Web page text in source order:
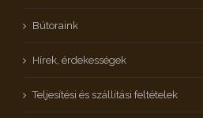
Bútoraink
Hírek, érdekességek
Teljesítési és szállítási feltételek